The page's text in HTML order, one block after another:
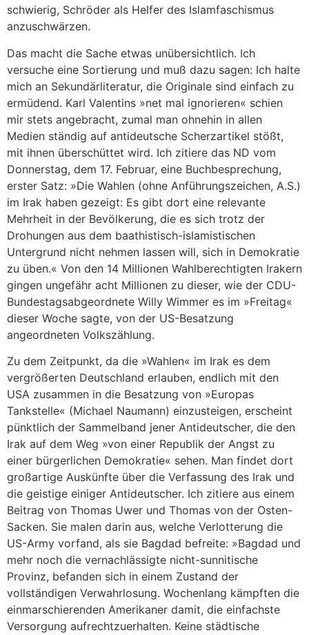
schwierig, Schröder als Helfer des Islamfaschismus
anzuschwärzen.
Das macht die Sache etwas unübersichtlich. Ich
versuche eine Sortierung und muß dazu sagen: Ich halte
mich an Sekundärliteratur, die Originale sind einfach zu
ermüdend. Karl Valentins »net mal ignorieren« schien
mir stets angebracht, zumal man ohnehin in allen
Medien ständig auf antideutsche Scherzartikel stößt,
mit ihnen überschüttet wird. Ich zitiere das ND vom
Donnerstag, dem 17. Februar, eine Buchbesprechung,
erster Satz: »Die Wahlen (ohne Anführungszeichen, A.S.)
im Irak haben gezeigt: Es gibt dort eine relevante
Mehrheit in der Bevölkerung, die es sich trotz der
Drohungen aus dem baathistisch-islamistischen
Untergrund nicht nehmen lassen will, sich in Demokratie
zu üben.« Von den 14 Millionen Wahlberechtigten Irakern
gingen ungefähr acht Millionen zu dieser, wie der CDU-
Bundestagsabgeordnete Willy Wimmer es im »Freitag«
dieser Woche sagte, von der US-Besatzung
angeordneten Volkszählung.
Zu dem Zeitpunkt, da die »Wahlen« im Irak es dem
vergrößerten Deutschland erlauben, endlich mit den
USA zusammen in die Besatzung von »Europas
Tankstelle« (Michael Naumann) einzusteigen, erscheint
pünktlich der Sammelband jener Antideutscher, die den
Irak auf dem Weg »von einer Republik der Angst zu
einer bürgerlichen Demokratie« sehen. Man findet dort
großartige Auskünfte über die Verfassung des Irak und
die geistige einiger Antideutscher. Ich zitiere aus einem
Beitrag von Thomas Uwer und Thomas von der Osten-
Sacken. Sie malen darin aus, welche Verlotterung die
US-Army vorfand, als sie Bagdad befreite: »Bagdad und
mehr noch die vernachlässigte nicht-sunnitische
Provinz, befanden sich in einem Zustand der
vollständigen Verwahrlosung. Wochenlang kämpften die
einmarschierenden Amerikaner damit, die einfachste
Versorgung aufrechtzuerhalten. Keine städtische